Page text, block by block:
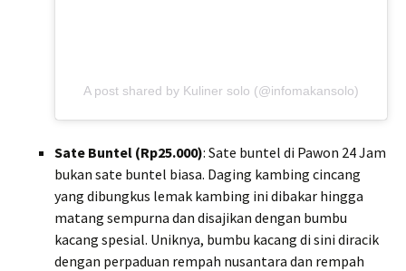
A post shared by Kuliner solo (@infomakansolo)
Sate Buntel (Rp25.000): Sate buntel di Pawon 24 Jam
bukan sate buntel biasa. Daging kambing cincang
yang dibungkus lemak kambing ini dibakar hingga
matang sempurna dan disajikan dengan bumbu
kacang spesial. Uniknya, bumbu kacang di sini diracik
dengan perpaduan rempah nusantara dan rempah